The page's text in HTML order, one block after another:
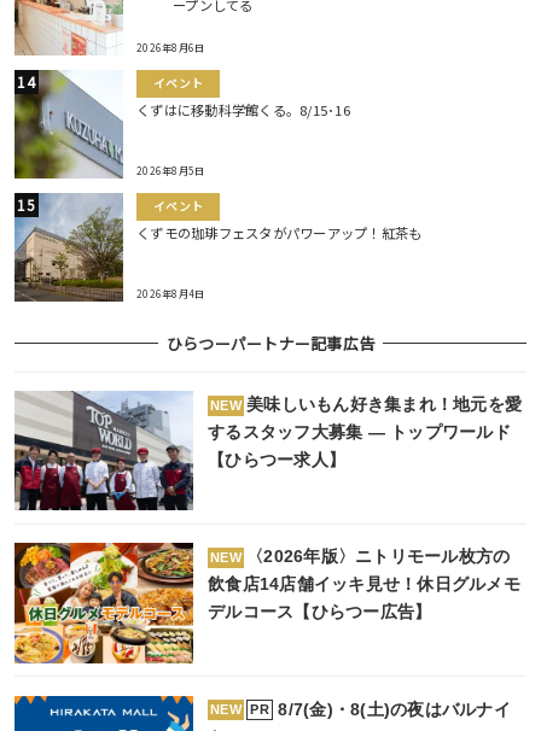
ープンしてる
2026年8月6日
イベント
くずはに移動科学館くる。8/15･16
2026年8月5日
イベント
くずモの珈琲フェスタがパワーアップ！紅茶も
2026年8月4日
ひらつーパートナー記事広告
NEW 美味しいもん好き集まれ！地元を愛
するスタッフ大募集 ― トップワールド
【ひらつー求人】
NEW
〈2026年版〉ニトリモール枚方の
飲食店14店舗イッキ見せ！休日グルメモ
デルコース【ひらつー広告】
NEW PR
8/7(金)・8(土)の夜はバルナイ